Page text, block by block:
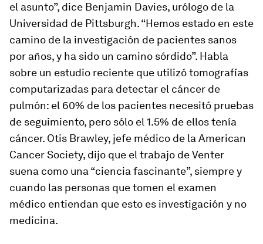
el asunto”, dice Benjamin Davies, urólogo de la
Universidad de Pittsburgh. “Hemos estado en este
camino de la investigación de pacientes sanos
por años, y ha sido un camino sórdido”. Habla
sobre un estudio reciente que utilizó tomografías
computarizadas para detectar el cáncer de
pulmón: el 60% de los pacientes necesitó pruebas
de seguimiento, pero sólo el 1.5% de ellos tenía
cáncer. Otis Brawley, jefe médico de la American
Cancer Society, dijo que el trabajo de Venter
suena como una “ciencia fascinante”, siempre y
cuando las personas que tomen el examen
médico entiendan que esto es investigación y no
medicina.